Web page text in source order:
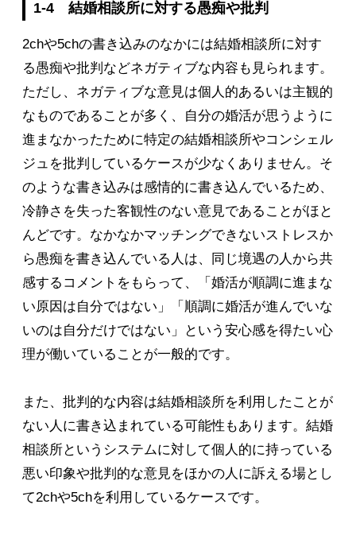
1-4 結婚相談所に対する愚痴や批判
2chや5chの書き込みのなかには結婚相談所に対す
る愚痴や批判などネガティブな内容も見られます。
ただし、ネガティブな意見は個人的あるいは主観的
なものであることが多く、自分の婚活が思うように
進まなかったために特定の結婚相談所やコンシェル
ジュを批判しているケースが少なくありません。そ
のような書き込みは感情的に書き込んでいるため、
冷静さを失った客観性のない意見であることがほと
んどです。なかなかマッチングできないストレスか
ら愚痴を書き込んでいる人は、同じ境遇の人から共
感するコメントをもらって、「婚活が順調に進まな
い原因は自分ではない」「順調に婚活が進んでいな
いのは自分だけではない」という安心感を得たい心
理が働いていることが一般的です。
また、批判的な内容は結婚相談所を利用したことが
ない人に書き込まれている可能性もあります。結婚
相談所というシステムに対して個人的に持っている
悪い印象や批判的な意見をほかの人に訴える場とし
て2chや5chを利用しているケースです。